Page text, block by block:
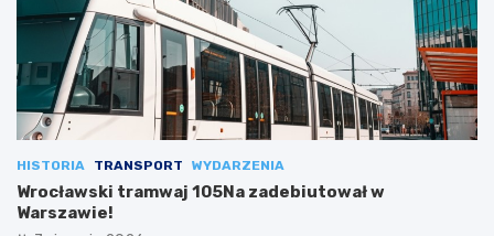
HISTORIA TRANSPORT WYDARZENIA
Wrocławski tramwaj 105Na zadebiutował w
Warszawie!